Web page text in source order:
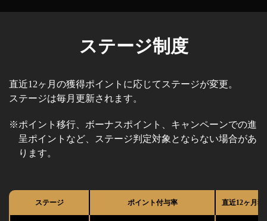
ステージ制度
直近12ヶ月の獲得ポイントに応じてステージが変更。
ステージは毎月更新されます。
※ポイント移行、ボーナスポイント、キャンペーンでの進
呈ポイントなど、ステージ判定対象とならない場合があ
ります。
ステージ ポイント付与率 直近12ヶ月獲